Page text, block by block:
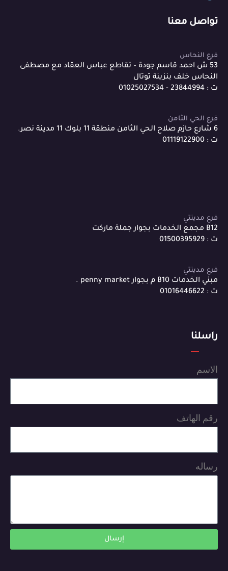
تواصل معنا
فرع النحاس
53 ش احمد قاسم جودة – تقاطع عباس العقاد مع مصطفى
النحاس خلف بنزينة توتال
ت : 23844994 - 01025027534
فرع الحي الثامن
6 شارع حازم صلاح الحي الثامن منطقة 11 بلوك 11 مدينة نصر.
ت : 01119122900
فرع مدينتي
B12 مجمع الخدمات بجوار جملة ماركت
ت : 01500395929
فرع مدينتي
مبني الخدمات B10 م بجوار penny market .
ت : 01016446622
راسلنا
الاسم
رقم الهاتف
رساله
إرسال